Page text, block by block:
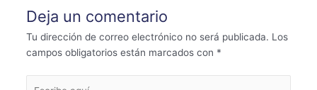
Deja un comentario
Tu dirección de correo electrónico no será publicada. Los
campos obligatorios están marcados con *